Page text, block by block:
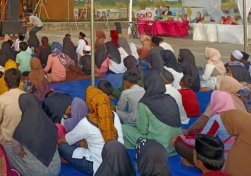
Pendidikan
DP3AP2KB Kota Tangerang Kolaborasi
Lintas Komunitas Harmoni Gerakan
Bersama,80 Guru SD Mengikuti
admin Juli 31, 2026
Kecelakaan Kriminal
Warga diduga di tabrak mobil sampah,